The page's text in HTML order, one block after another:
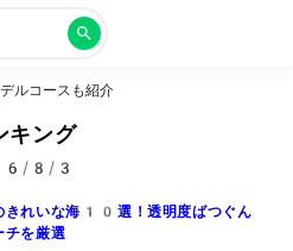
ルコースも紹介
キング
8/3
きれいな海10選！透明度ばつぐん
チを厳選